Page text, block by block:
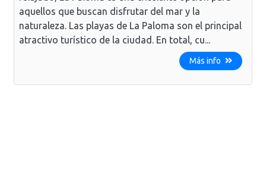
aquellos que buscan disfrutar del mar y la
naturaleza. Las playas de La Paloma son el principal
atractivo turístico de la ciudad. En total, cu...
Más info